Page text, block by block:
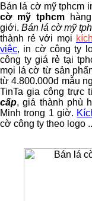
Bán lá cờ mỹ tphcm
cờ mỹ tphcmhàng
giới.Bán lá cờ mỹ
thành rẻ với mọi
việc, in cờ công ty
công ty giá rẻ tại
mọi lá cờ từ sản
từ 4.800.000đ mẫu
TinTa gia công trực
cấp, giá thành phù
Minh trong 1 giờ.
cờ công ty theo logo